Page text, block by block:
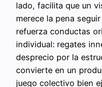
lado, facilita que un
merece la pena
refuerza conductas
individual: regates
desprecio por la
convierte en un
juego colectivo bien